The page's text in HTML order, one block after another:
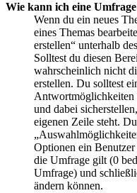
Wie kann ich eine
Wenn du ein neues
eines Themas
erstellen“ unterhalb
Solltest du diesen
wahrscheinlich nicht
erstellen. Du solltest
Antwortmöglichkeiten
und dabei
eigenen Zeile steht.
Optionen ein
die Umfrage gilt (0
Umfrage) und
ändern können.